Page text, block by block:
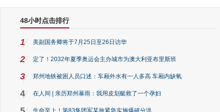
48小时点击排行
1 美副国务卿将于7月25日至26日访华
2 定了！2032年夏季奥运会主办城市为澳大利亚布里斯班
3 郑州地铁被困人员口述：车厢外水有一人多高 车厢内缺氧
4 在人间 | 亲历郑州暴雨：我用皮划艇救了一个孕妇
生命至上！第83集团军某旅紧急实施爆破分洪